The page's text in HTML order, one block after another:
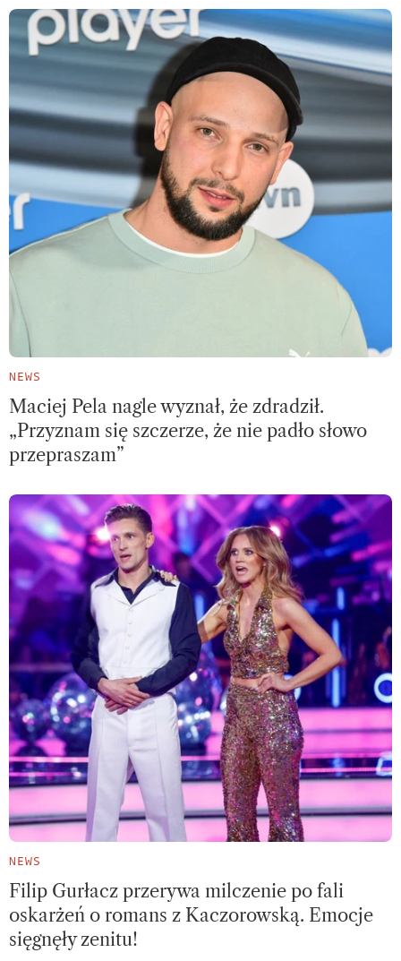
NEWS
Maciej Pela nagle wyznał, że zdradził.
„Przyznam się szczerze, że nie padło słowo
przepraszam”
NEWS
Filip Gurłacz przerywa milczenie po fali
oskarżeń o romans z Kaczorowską. Emocje
sięgnęły zenitu!